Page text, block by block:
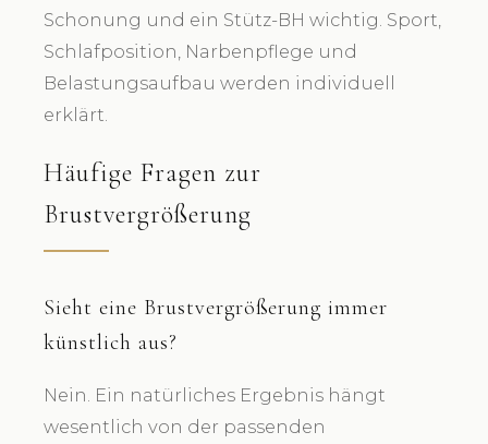
Schonung und ein Stütz-BH wichtig. Sport,
Schlafposition, Narbenpflege und
Belastungsaufbau werden individuell
erklärt.
Häufige Fragen zur
Brustvergrößerung
Sieht eine Brustvergrößerung immer
künstlich aus?
Nein. Ein natürliches Ergebnis hängt
wesentlich von der passenden